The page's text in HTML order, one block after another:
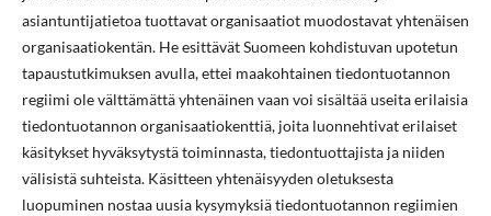
asiantuntijatietoa tuottavat organisaatiot muodostavat yhtenäisen
organisaatiokentän. He esittävät Suomeen kohdistuvan upotetun
tapaustutkimuksen avulla, ettei maakohtainen tiedontuotannon
regiimi ole välttämättä yhtenäinen vaan voi sisältää useita erilaisia
tiedontuotannon organisaatiokenttiä, joita luonnehtivat erilaiset
käsitykset hyväksytystä toiminnasta, tiedontuottajista ja niiden
välisistä suhteista. Käsitteen yhtenäisyyden oletuksesta
luopuminen nostaa uusia kysymyksiä tiedontuotannon regiimien